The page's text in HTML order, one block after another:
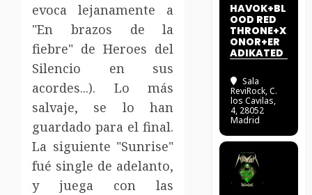
evoca lejanamente a
"En brazos de la
fiebre" de Heroes del
Silencio en sus
acordes...). Lo más
salvaje, se lo han
guardado para el final.
La siguiente "Sunrise"
fué single de adelanto,
y juega con las
HAVOK+BL
OOD RED
THRONE+X
ONOR+ER
ADIKATED
Sala
ReviRock, C.
los Cavilas,
4, 28052
Madrid